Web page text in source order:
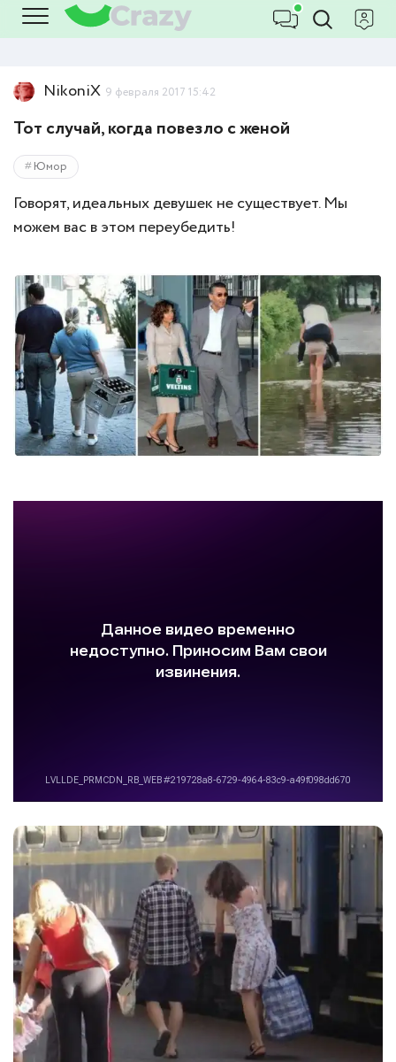
NikoniX 9 февраля 2017 15:42
Тот случай, когда повезло с женой
Юмор
Говорят, идеальных девушек не существует. Мы
можем вас в этом переубедить!